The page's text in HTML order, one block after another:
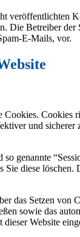
veröffentlichten
Die Betreiber
E-Mails, vor.
und
genannte
diese
das Setzen
sowie das
Website